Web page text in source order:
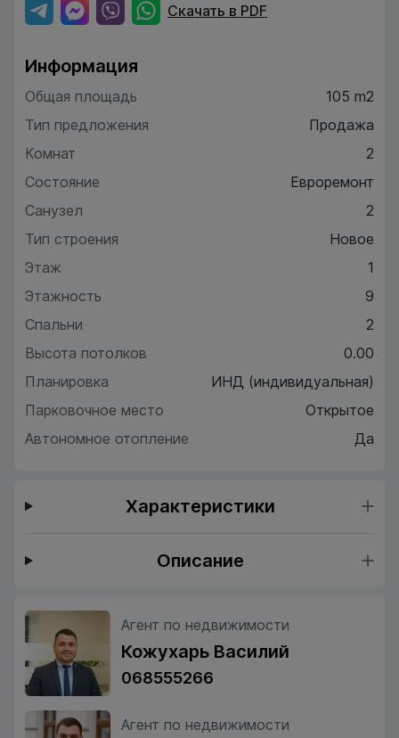
Скачать в PDF
Информация
Общая площадь
105 m2
Тип предложения
Продажа
Комнат
2
Состояние
Евроремонт
Санузел
2
Тип строения
Новое
Этаж
1
Этажность
9
Спальни
2
Высота потолков
0.00
Планировка
ИНД (индивидуальная)
Парковочное место
Открытое
Автономное отопление
Да
Характеристики
Описание
Агент по недвижимости
Кожухарь Василий
068555266
Агент по недвижимости